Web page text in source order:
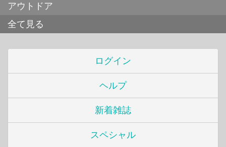
アウトドア
全て見る
ログイン
ヘルプ
新着雑誌
スペシャル